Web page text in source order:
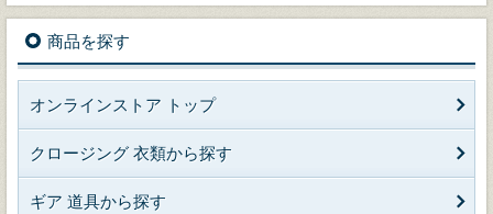
商品を探す
オンラインストア トップ
クロージング 衣類から探す
ギア 道具から探す